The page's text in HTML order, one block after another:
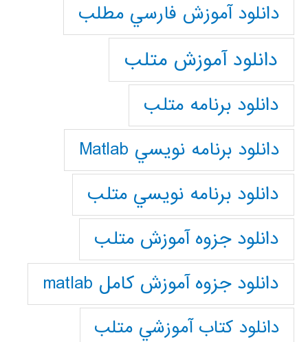
دانلود آموزش فارسي مطلب
دانلود آموزش متلب
دانلود برنامه متلب
دانلود برنامه نويسي Matlab
دانلود برنامه نويسي متلب
دانلود جزوه آموزش متلب
دانلود جزوه آموزش کامل matlab
دانلود كتاب آموزشي متلب